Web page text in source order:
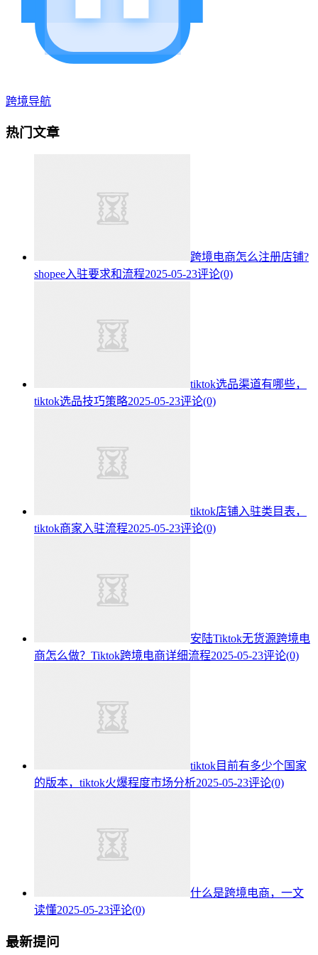
跨境导航
热门文章
跨境电商怎么注册店铺?
shopee入驻要求和流程2025-05-23评论(0)
tiktok选品渠道有哪些，
tiktok选品技巧策略2025-05-23评论(0)
tiktok店铺入驻类目表，
tiktok商家入驻流程2025-05-23评论(0)
安陆Tiktok无货源跨境电
商怎么做？Tiktok跨境电商详细流程2025-05-23评论(0)
tiktok目前有多少个国家
的版本，tiktok火爆程度市场分析2025-05-23评论(0)
什么是跨境电商，一文
读懂2025-05-23评论(0)
最新提问